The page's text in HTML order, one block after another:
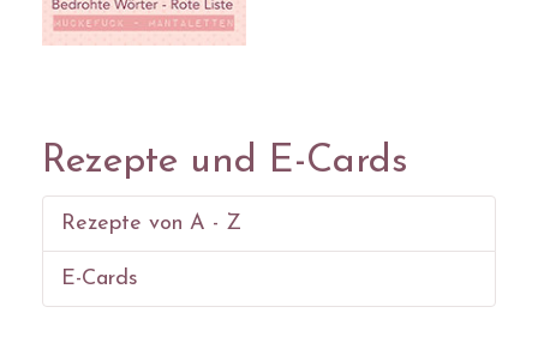
Rezepte und E-Cards
Rezepte von A - Z
E-Cards